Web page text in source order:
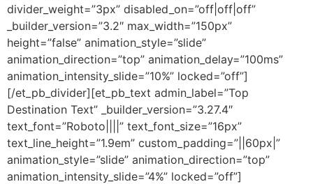
divider_weight=”3px” disabled_on=”off|off|off”
_builder_version=”3.2″ max_width=”150px”
height=”false” animation_style=”slide”
animation_direction=”top” animation_delay=”100ms”
animation_intensity_slide=”10%” locked=”off”]
[/et_pb_divider][et_pb_text admin_label=”Top
Destination Text” _builder_version=”3.27.4″
text_font=”Roboto||||” text_font_size=”16px”
text_line_height=”1.9em” custom_padding=”||60px|”
animation_style=”slide” animation_direction=”top”
animation_intensity_slide=”4%” locked=”off”]